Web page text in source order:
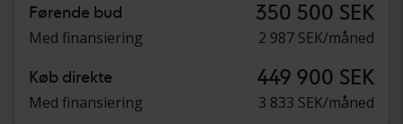
Førende bud 350 500 SEK
Med finansiering 2 987 SEK/måned
Køb direkte 449 900 SEK
Med finansiering 3 833 SEK/måned